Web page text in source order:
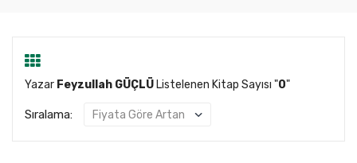
Yazar Feyzullah GÜÇLÜ Listelenen Kitap Sayısı "0"
Sıralama: